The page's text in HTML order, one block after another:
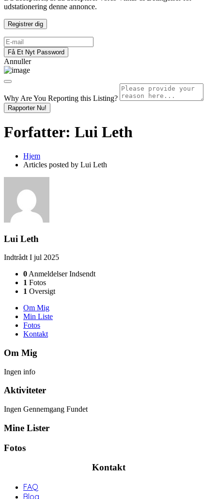
udstationering denne annonce.
Annuller
Why Are You Reporting this Listing?
Rapporter Nu!
Forfatter: Lui Leth
Hjem
Articles posted by Lui Leth
Lui Leth
Indtrådt I jul 2025
0 Anmeldelser Indsendt
1 Fotos
1 Oversigt
Om Mig
Min Liste
Fotos
Kontakt
Om Mig
Ingen info
Aktiviteter
Ingen Gennemgang Fundet
Mine Lister
Fotos
Kontakt
FAQ
Blog